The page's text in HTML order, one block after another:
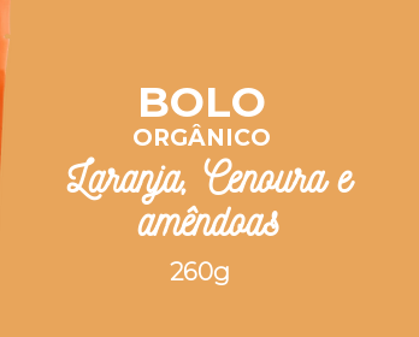
BOLO
ORGÂNICO
Laranja, Cenoura e
amêndoas
260g